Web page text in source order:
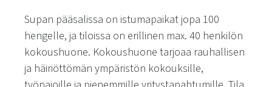
Supan pääsalissa on istumapaikat jopa 100
hengelle, ja tiloissa on erillinen max. 40 henkilön
kokoushuone. Kokoushuone tarjoaa rauhallisen
ja häiriöttömän ympäristön kokouksille,